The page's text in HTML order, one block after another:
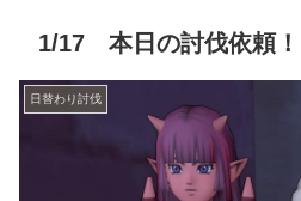
1/17 本日の討伐依頼！
日替わり討伐